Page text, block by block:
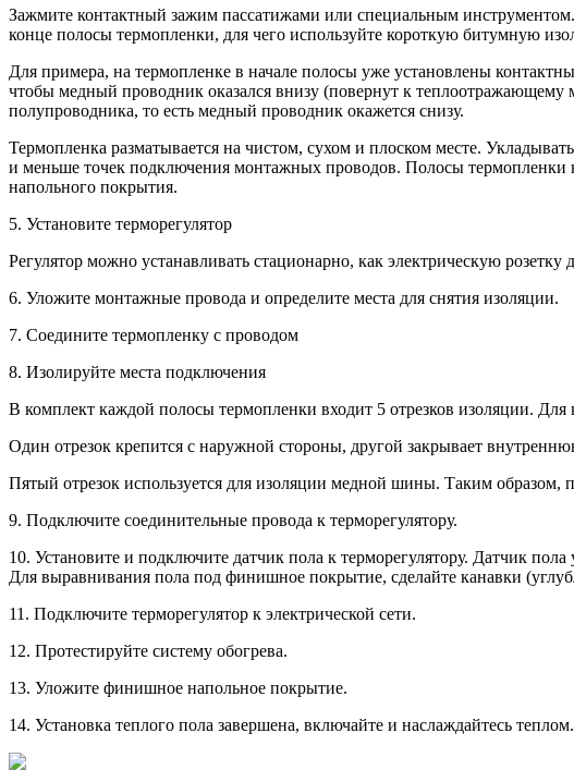
Зажмите контактный зажим пассатижами или специальным
конце полосы термопленки, для чего используйте короткую битумную
Для примера, на термопленке в начале полосы уже установлены
чтобы медный проводник оказался внизу (повернут к теплоотражающему
полупроводника, то есть медный проводник окажется снизу.
Термопленка разматывается на чистом, сухом и плоском месте.
и меньше точек подключения монтажных проводов. Полосы термопленки
напольного покрытия.
5. Установите терморегулятор
Регулятор можно устанавливать стационарно, как электрическую
6. Уложите монтажные провода и определите места для снятия изоляции.
7. Соедините термопленку с проводом
8. Изолируйте места подключения
В комплект каждой полосы термопленки входит 5 отрезков изоляции. Для
Один отрезок крепится с наружной стороны, другой закрывает
Пятый отрезок используется для изоляции медной шины. Таким образом,
9. Подключите соединительные провода к терморегулятору.
10. Установите и подключите датчик пола к терморегулятору. Датчик
Для выравнивания пола под финишное покрытие, сделайте канавки
11. Подключите терморегулятор к электрической сети.
12. Протестируйте систему обогрева.
13. Уложите финишное напольное покрытие.
14. Установка теплого пола завершена, включайте и наслаждайтесь теплом.